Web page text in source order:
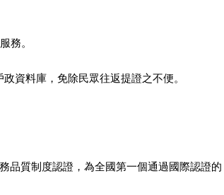
務。
資料庫，免除民眾往返提證之不便。
品質制度認證，為全國第一個通過國際認證的